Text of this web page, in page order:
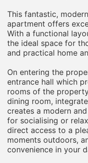
This fantastic,
apartment offers
With a functional
the ideal space for
and practical home
On entering the
entrance hall which
rooms of the
dining room,
creates a modern
for socialising or
direct access to a
moments outdoors,
convenience in your